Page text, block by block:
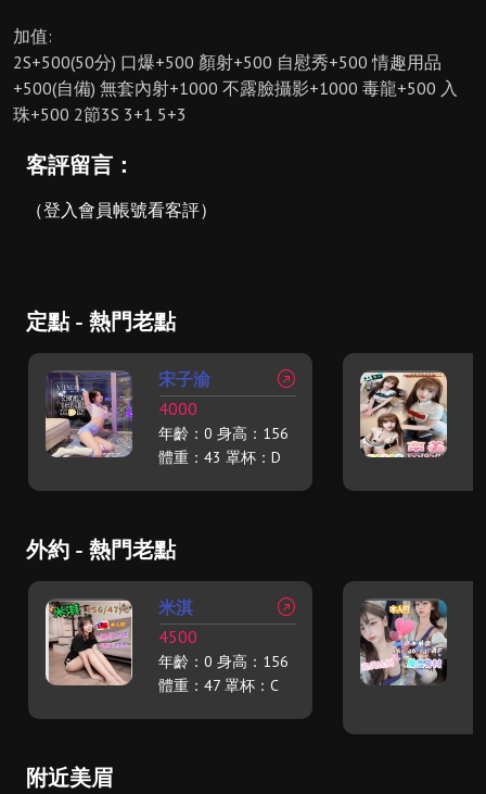
加值:
2S+500(50分) 口爆+500 顏射+500 自慰秀+500 情趣用品
+500(自備) 無套內射+1000 不露臉攝影+1000 毒龍+500 入
珠+500 2節3S 3+1 5+3
客評留言：
（登入會員帳號看客評）
定點 - 熱門老點
宋子渝
4000
年齡：0 身高：156
體重：43 罩杯：D
外約 - 熱門老點
米淇
4500
年齡：0 身高：156
體重：47 罩杯：C
附近美眉